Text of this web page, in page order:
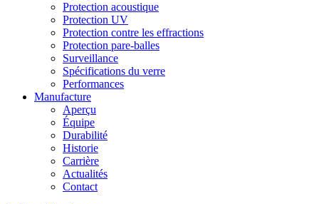
Protection acoustique
Protection UV
Protection contre les effractions
Protection pare-balles
Surveillance
Spécifications du verre
Performances
Manufacture
Aperçu
Équipe
Durabilité
Historie
Carrière
Actualités
Contact